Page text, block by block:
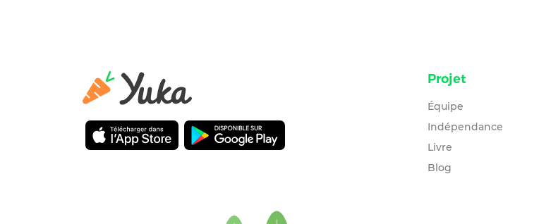
Projet
Équipe
Indépendance
Livre
Blog